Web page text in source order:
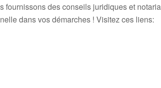
fournissons des conseils juridiques et
dans vos démarches ! Visitez ces liens: